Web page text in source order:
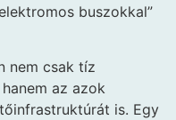
buszokkal”
nem csak tíz
az azok
is. Egy